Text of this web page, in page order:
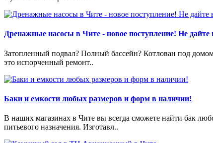
Дренажные насосы в Чите - новое поступление! Не дайте
Затопленный подвал? Полный бассейн? Котлован под
это испорченный ремонт..
Баки и емкости любых размеров и форм в наличии!
В наших магазинах в Чите вы всегда сможете найти бак
питьевого назначения. Изготавл..